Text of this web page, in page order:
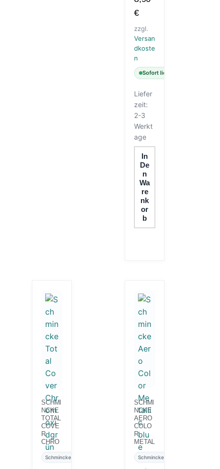
€
zzgl.
Versan
dkoste
n
Sofort lieferbar
Liefer
zeit:
2-3
Werkt
age
In
De
N
Wa
Re
Nk
Or
B
SCHMI
NCKE
TOTAL
COVE
R
CHRO
MOXID
GRÜN
Schmincke
SCHMI
NCKE
AERO
COLO
R
METAL
LIC
BLUE
Schmincke